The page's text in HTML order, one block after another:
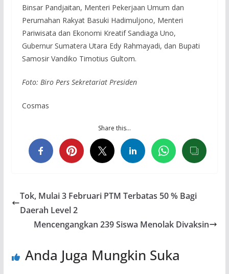
Binsar Pandjaitan, Menteri Pekerjaan Umum dan
Perumahan Rakyat Basuki Hadimuljono, Menteri
Pariwisata dan Ekonomi Kreatif Sandiaga Uno,
Gubernur Sumatera Utara Edy Rahmayadi, dan Bupati
Samosir Vandiko Timotius Gultom.
Foto: Biro Pers Sekretariat Presiden
Cosmas
Share this…
Tok, Mulai 3 Februari PTM Terbatas 50 % Bagi
Daerah Level 2
Mencengangkan 239 Siswa Menolak Divaksin
Anda Juga Mungkin Suka